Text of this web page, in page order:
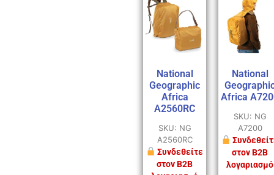
National
Geographic
Africa
A2560RC
SKU: NG
A2560RC
Συνδεθείτε
στον B2B
National
Africa
SKU: NG
A7200
στον B2B
λογαριασμό